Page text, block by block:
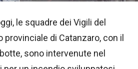
le squadre dei Vigili del
provinciale di Catanzaro, con il
sono intervenute nel